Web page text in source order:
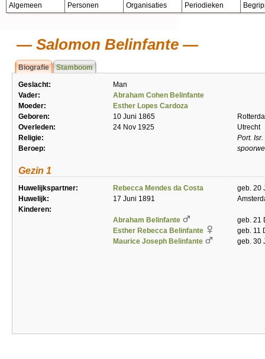
Algemeen Personen Organisaties Periodieken
Salomon Belinfante
Biografie Stamboom
Geslacht:
Man
Vader:
Abraham Cohen Belinfante
Moeder:
Esther Lopes Cardoza
Geboren:
10 Juni 1865
Overleden:
24 Nov 1925
Utrecht
Religie:
Port. Isr.
Beroep:
Gezin 1
Huwelijkspartner: Rebecca Mendes da Costa
geb. 20
Huwelijk:
17 Juni 1891
Kinderen:
Abraham Belinfante
geb. 21
Esther Rebecca Belinfante
geb. 11
Maurice Joseph Belinfante
geb. 30